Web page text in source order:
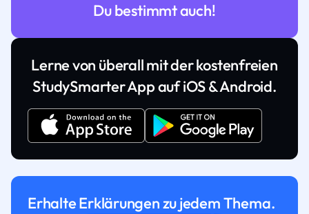
Du bestimmt auch!
Lerne von überall mit der kostenfreien
StudySmarter App auf iOS & Android.
Erhalte Erklärungen zu jedem Thema.